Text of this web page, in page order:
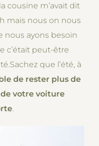
cousine m’avait dit
mais nous on nous
nous ayons besoin
c’était peut-être
que l’été, à
de rester plus de
votre voiture
.